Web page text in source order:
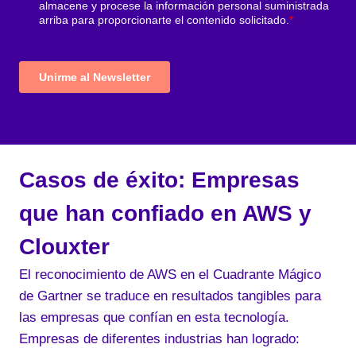
Casos de éxito: Empresas
que han confiado en AWS y
Clouxter
El reconocimiento de AWS en el Cuadrante Mágico
de Gartner se traduce en resultados tangibles para
las empresas que confían en esta tecnología.
Empresas de diferentes industrias han logrado: